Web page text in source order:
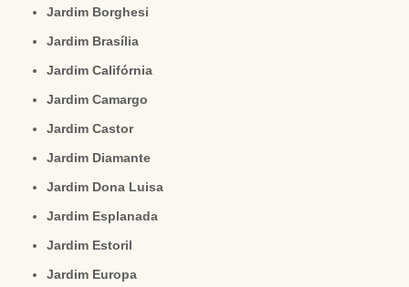
Jardim Borghesi
Jardim Brasília
Jardim Califórnia
Jardim Camargo
Jardim Castor
Jardim Diamante
Jardim Dona Luisa
Jardim Esplanada
Jardim Estoril
Jardim Europa